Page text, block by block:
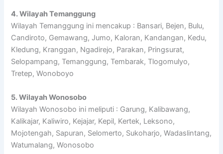
4. Wilayah Temanggung
Wilayah Temanggung ini mencakup : Bansari, Bejen, Bulu,
Candiroto, Gemawang, Jumo, Kaloran, Kandangan, Kedu,
Kledung, Kranggan, Ngadirejo, Parakan, Pringsurat,
Selopampang, Temanggung, Tembarak, Tlogomulyo,
Tretep, Wonoboyo
5. Wilayah Wonosobo
Wilayah Wonosobo ini meliputi : Garung, Kalibawang,
Kalikajar, Kaliwiro, Kejajar, Kepil, Kertek, Leksono,
Mojotengah, Sapuran, Selomerto, Sukoharjo, Wadaslintang,
Watumalang, Wonosobo